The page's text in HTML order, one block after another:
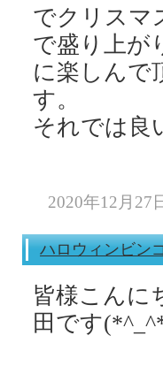
でクリスマ
で盛り上が
に楽しんで
す。
それでは良
2020年12月
ハロウィンビン
皆様こんに
田です